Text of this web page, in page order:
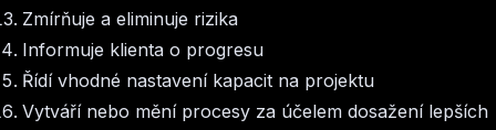
Zmírňuje a eliminuje rizika
Informuje klienta o progresu
Řídí vhodné nastavení kapacit na projektu
Vytváří nebo mění procesy za účelem dosažení lepších